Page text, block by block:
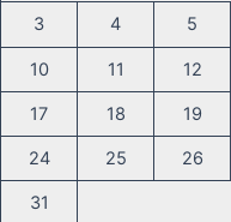
3 4 5
10 11 12
17 18 19
24 25 26
31